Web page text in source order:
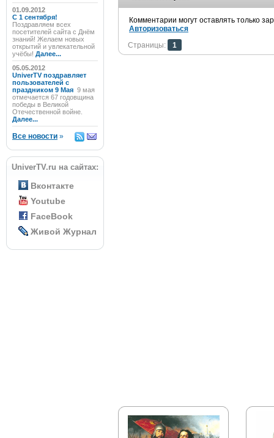
01.09.2012
C 1 сентября!
Поздравляем всех
посетителей сайта с Днём
знаний! Желаем новых
открытий и увлекательной
учёбы! Далее...
05.05.2012
UniverTV поздравляет
пользователей с
праздником 9 Мая 9 мая
отмечается 67 годовщина
победы в Великой
Отечественной войне.
Далее...
Все новости »
UniverTV.ru на сайтах:
Вконтакте
Youtube
FaceBook
Живой Журнал
Комментарии могут оставлять только
Авторизоваться
Страницы:
1